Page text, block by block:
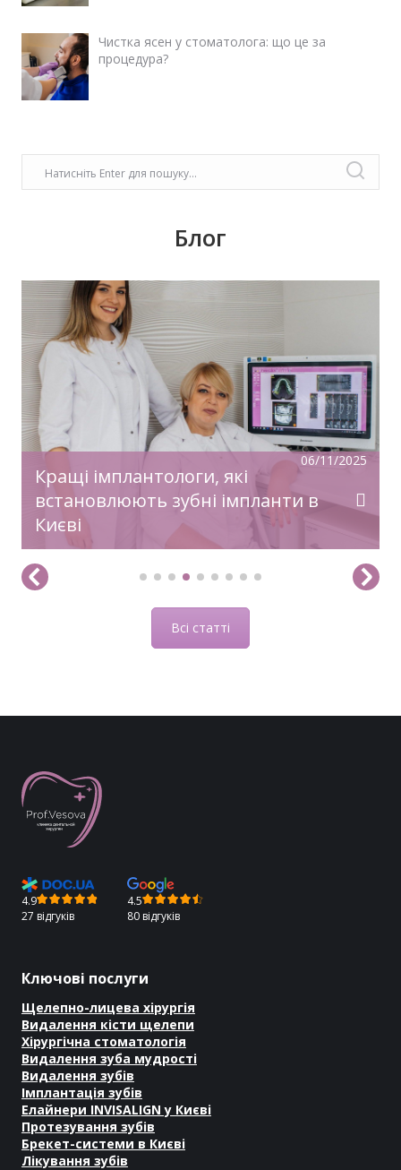
Чистка ясен у стоматолога: що це за
процедура?
Блог
06/11/2025
Кращі імплантологи, які
встановлюють зубні імпланти в
Києві
У передноворічній метушні, коли купуються
подарунки, прикрашаються оселі, бажаємо
святкового настрою, гармонії, радості!
Нехай прийдешній рік дарує дива й
здійснення заповітного!З Новим Роком!
Всі статті
4.9
27 відгуків
4.5
80 відгуків
Ключові послуги
Щелепно-лицева хірургія
Видалення кісти щелепи
Хірургічна стоматологія
Видалення зуба мудрості
Видалення зубів
Імплантація зубів
Елайнери INVISALIGN у Києві
Протезування зубів
Брекет-системи в Києві
Лікування зубів